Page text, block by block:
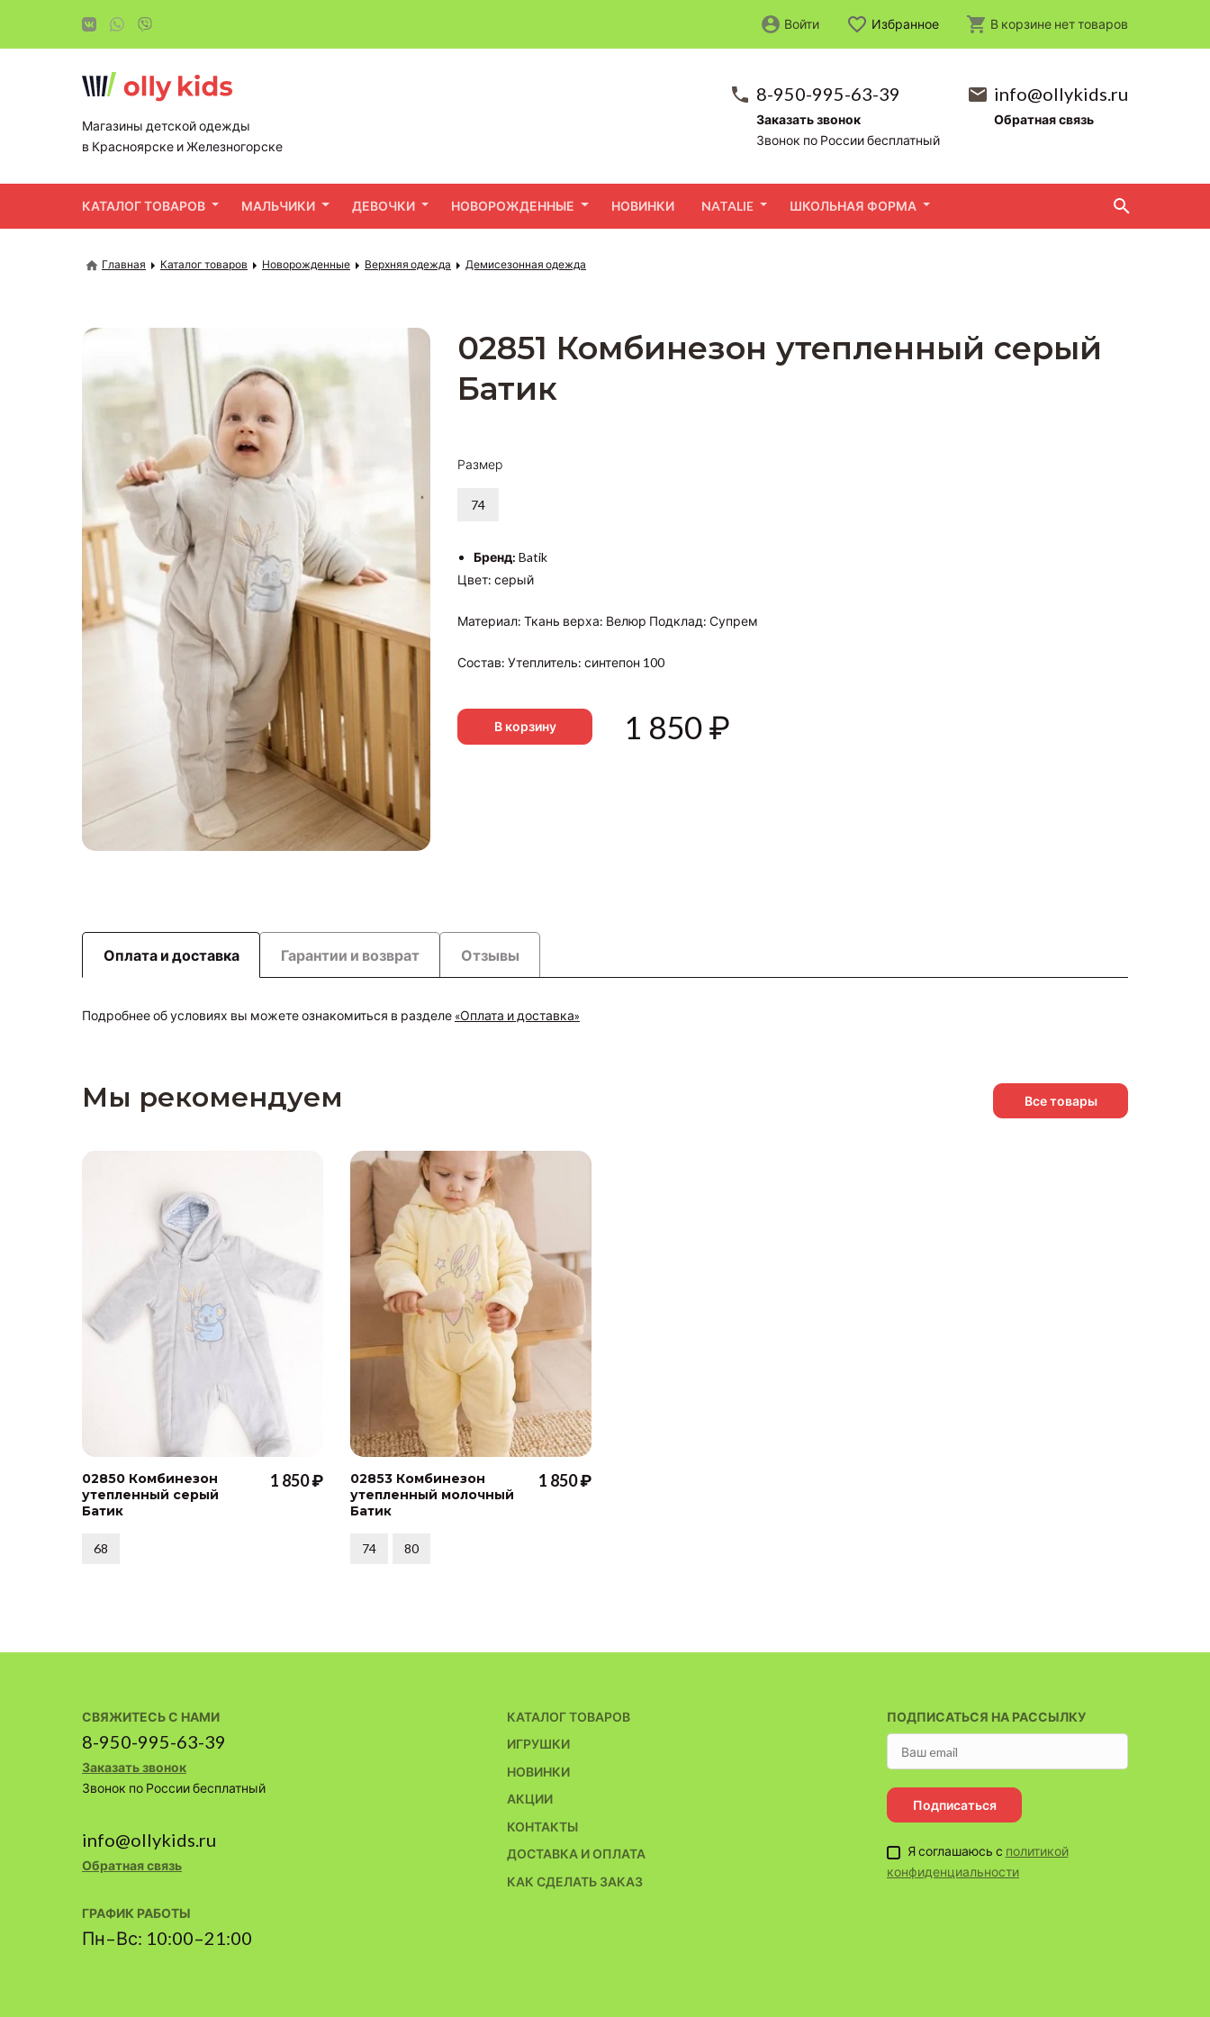
Магазины детской одежды
в Красноярске и Железногорске
8-950-995-63-39
Заказать звонок
Звонок по России бесплатный
info@ollykids.ru
Обратная связь
КАТАЛОГ ТОВАРОВ МАЛЬЧИКИ ДЕВОЧКИ НОВОРОЖДЕННЫЕ НОВИНКИ NATALIE ШКОЛЬНАЯ ФОРМА
Войти Избранное В корзине неттоваров
Главная Каталог товаров Новорожденные Верхняя одежда Демисезонная одежда
02851 Комбинезон утепленный серый
Батик
Размер
74
Бренд: Batik
Цвет: серый
Материал: Ткань верха: Велюр Подклад: Супрем
Состав: Утеплитель: синтепон 100
В корзину 1 850₽
Оплата и доставка Гарантии и возврат Отзывы
Подробнее об условиях вы можете ознакомиться в разделе «Оплата и доставка»
Мы рекомендуем Все товары
02850 Комбинезон
утепленный серый
Батик
1 850 ₽
68
02853 Комбинезон
утепленный молочный
Батик
1 850 ₽
74 80
КАТАЛОГ ТОВАРОВ
ИГРУШКИ
НОВИНКИ
АКЦИИ
КОНТАКТЫ
ДОСТАВКА И ОПЛАТА
КАК СДЕЛАТЬ ЗАКАЗ
ПОДПИСАТЬСЯ НА РАССЫЛКУ
Подписаться
Я соглашаюсь с политикой
конфиденциальности
СВЯЖИТЕСЬ С НАМИ
8-950-995-63-39
Заказать звонок
Звонок по России бесплатный
info@ollykids.ru
Обратная связь
ГРАФИК РАБОТЫ
Пн–Вс: 10:00–21:00